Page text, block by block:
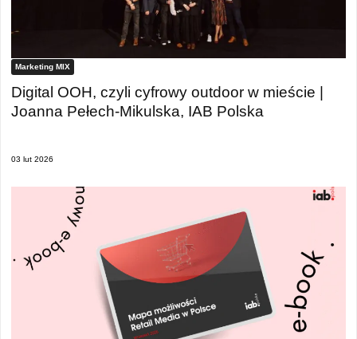
Marketing MIX
Digital OOH, czyli cyfrowy outdoor w mieście |
Joanna Pełech-Mikulska, IAB Polska
03 lut 2026